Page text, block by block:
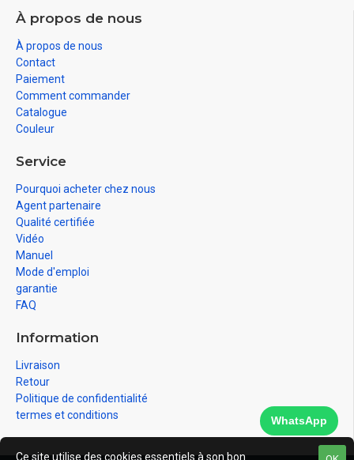
À propos de nous
À propos de nous
Contact
Paiement
Comment commander
Catalogue
Couleur
Service
Pourquoi acheter chez nous
Agent partenaire
Qualité certifiée
Vidéo
Manuel
Mode d'emploi
garantie
FAQ
Information
Livraison
Retour
Politique de confidentialité
termes et conditions
Ce site utilise des cookies essentiels à son bon
WhatsApp